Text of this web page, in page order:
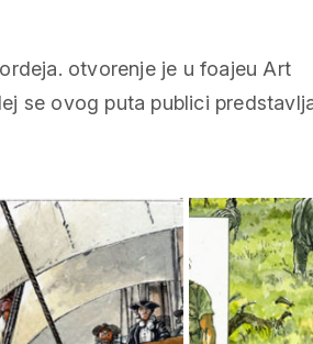
otvorenje je u foajeu Art
se ovog puta publici